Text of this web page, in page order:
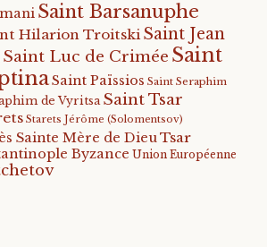
Saint Barsanuphe
Hilarion Troitski Saint Jean
Saint Luc de Crimée Saint
Saint Païssios Saint Seraphim
de Vyritsa Saint Tsar
Starets Jérôme (Solomentsov)
Sainte Mère de DieuTsar
Byzance Union Européenne